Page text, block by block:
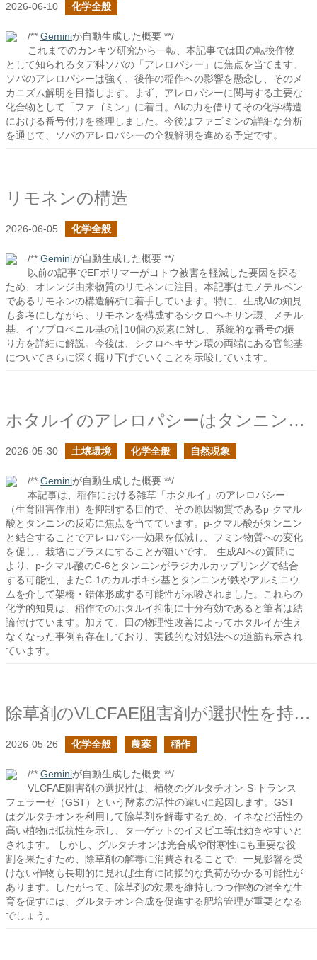
2026-06-10 化学全般
/** Geminiが自動生成した概要 **/
これまでのカンキツ研究から一転、本記事では田の転換作物
として知られるタデ科ソバの「アレロパシー」に焦点を当てます。
ソバのアレロパシーは強く、後作の稲作への影響を懸念し、そのメ
カニズム解明を目指します。まず、アレロパシーに関与する主要な
化合物として「ファゴミン」に着目。AIの力を借りてその化学構造
における番号付けを整理しました。今後はファゴミンの詳細な分析
を通じて、ソバのアレロパシーの全貌解明を進める予定です。
リモネンの構造
2026-06-05 化学全般
/** Geminiが自動生成した概要 **/
以前の記事でEFポリマーがヨトウ被害を軽減した要因を探る
ため、オレンジ由来物質のリモネンに注目。本記事はモノテルペン
であるリモネンの構造解析に着手しています。特に、生成AIの知見
も参考にしながら、リモネンを構成するシクロヘキサン環、メチル
基、イソプロペニル基の計10個の炭素に対し、系統的な番号の振
り方を詳細に解説。今後は、シクロヘキサン環の両端にある官能基
についてさらに深く掘り下げていくことを示唆しています。
ホタルイのアレロパシーはタンニンによって有効化できるか？
2026-05-30 土壌環境 化学全般 自然現象
/** Geminiが自動生成した概要 **/
本記事は、稲作における雑草「ホタルイ」のアレロパシー
（生育阻害作用）を抑制する目的で、その原因物質であるp-クマル
酸とタンニンの反応に焦点を当てています。p-クマル酸がタンニン
と結合することでアレロパシー効果を低減し、フミン物質への変化
を促し、栽培にプラスにすることが狙いです。 生成AIへの質問に
より、p-クマル酸のC-6とタンニンがラジカルカップリングで結合
する可能性、またC-1のカルボキシ基とタンニンが鉄やアルミニウ
ムを介して架橋・錯体形成する可能性が示唆されました。これらの
化学的知見は、稲作でのホタルイ抑制に十分有効であると筆者は結
論付けています。加えて、田の物理性改善によってホタルイが生え
なくなった事例も存在しており、実践的な対処法への道筋も示され
ています。
除草剤のVLCFAE阻害剤が選択性を持つ理由
2026-05-26 化学全般 農薬 稲作
/** Geminiが自動生成した概要 **/
VLCFAE阻害剤の選択性は、植物のグルタチオン-S-トランス
フェラーゼ（GST）という酵素の活性の違いに起因します。GST
はグルタチオンを利用して除草剤を解毒するため、イネなど活性の
高い植物は抵抗性を示し、ターゲットのイヌビエ等は効きやすいと
されます。 しかし、グルタチオンは光合成や耐寒性にも重要な役
割を果たすため、除草剤の解毒に消費されることで、一見影響を受
けない作物も長期的に見れば生育に間接的な負荷がかかる可能性が
あります。したがって、除草剤の効果を維持しつつ作物の健全な生
育を促すには、グルタチオン合成を促進する肥培管理が重要となる
でしょう。